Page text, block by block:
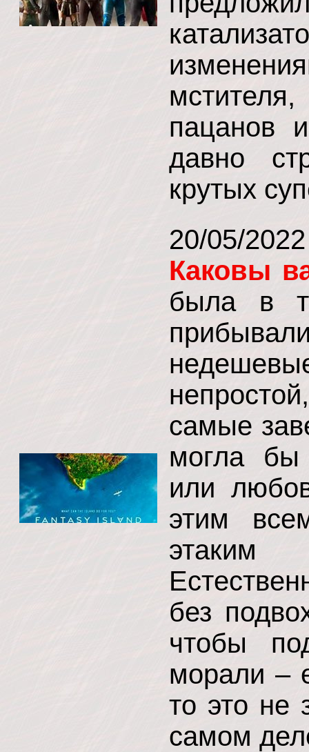
пацанов
давно
крутых
20/05/
Каковы
была в
самые
могла бы
или
этим
без
чтобы
морали –
то это не
самом